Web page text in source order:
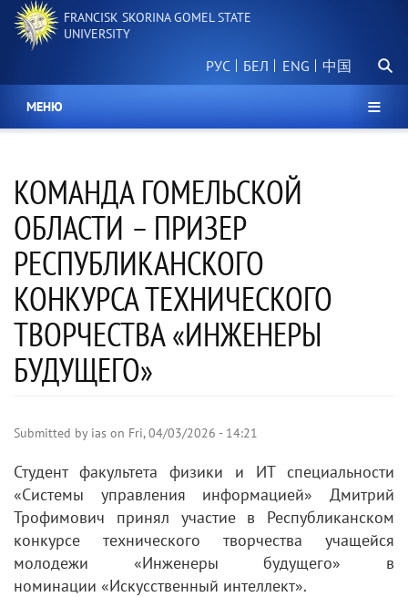
Skip
main
FRANCISK SKORINA GOMEL STATE
UNIVERSITY
РУС БЕЛ 中国
МЕНЮ
КОМАНДА ГОМЕЛЬСКОЙ
ОБЛАСТИ – ПРИЗЕР
РЕСПУБЛИКАНСКОГО
КОНКУРСА ТЕХНИЧЕСКОГО
ТВОРЧЕСТВА «ИНЖЕНЕРЫ
БУДУЩЕГО»
Submitted by ias on Fri, 04/03/2026 - 14:21
Студент факультета физики и ИТ специальности
«Системы управления информацией» Дмитрий
Трофимович принял участие в Республиканском
конкурсе технического творчества учащейся
молодежи «Инженеры будущего» в
номинации «Искусственный интеллект».